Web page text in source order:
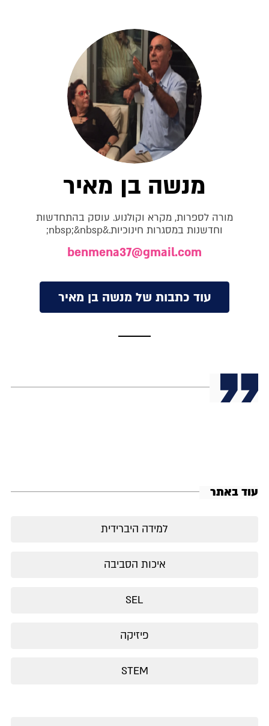
מנשה בן מאיר
מורה לספרות, מקרא וקולנוע. עוסק בהתחדשות
וחדשנות במסגרות חינוכיות.&nbsp;&nbsp;
benmena37@gmail.com
עוד כתבות של מנשה בן מאיר
עוד באתר
למידה היברידית
איכות הסביבה
SEL
פיזיקה
STEM